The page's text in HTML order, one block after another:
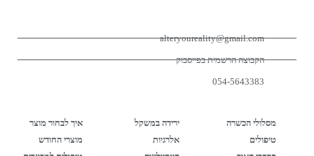
alteryoureality@gmail.com
הקבוצה הרשמית בפייסבוק
054-5643383
מסלולי הכשרה
טיפולים
ירידה במשקל
אלרגיות
איך לבחור מוצר
מוצרי החודש